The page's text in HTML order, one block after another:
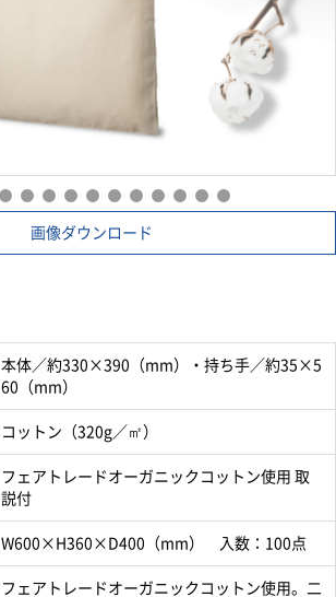
画像ダウンロード
本体／約330×390（mm）・持ち手／約35×5
60（mm）
コットン（320g／㎡）
フェアトレードオーガニックコットン使用 取
説付
W600×H360×D400（mm） 入数：100点
フェアトレードオーガニックコットン使用。二